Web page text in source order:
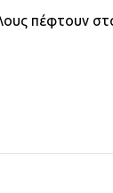
πέφτουν